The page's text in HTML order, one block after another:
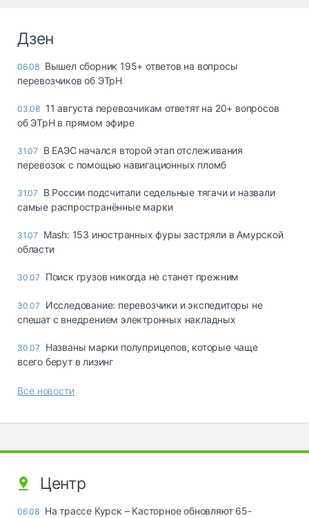
Дзен
06.08 Вышел сборник 195+ ответов на вопросы
перевозчиков об ЭТрН
03.08 11 августа перевозчикам ответят на 20+ вопросов
об ЭТрН в прямом эфире
31.07
В ЕАЭС начался второй этап отслеживания
перевозок с помощью навигационных пломб
31.07
В России подсчитали седельные тягачи и назвали
самые распространённые марки
31.07
Mash: 153 иностранных фуры застряли в Амурской
области
30.07 Поиск грузов никогда не станет прежним
30.07
Исследование: перевозчики и экспедиторы не
спешат с внедрением электронных накладных
30.07
Названы марки полуприцепов, которые чаще
всего берут в лизинг
Все новости
Центр
06.08 На трассе Курск – Касторное обновляют 65-